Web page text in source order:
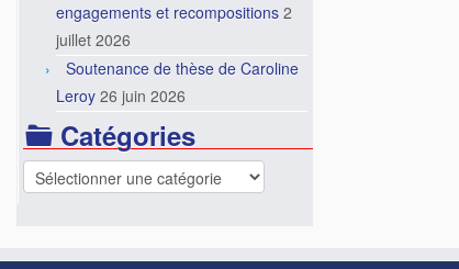
engagements et recompositions 2
juillet 2026
Soutenance de thèse de Caroline
Leroy 26 juin 2026
Catégories
Catégories